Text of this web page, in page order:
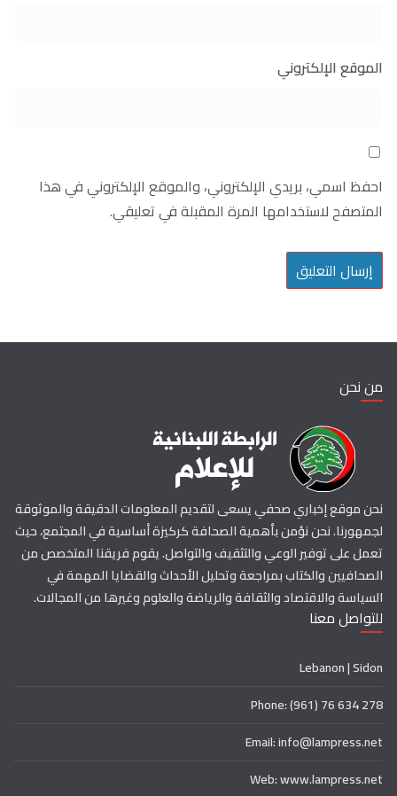
الموقع الإلكتروني
احفظ اسمي، بريدي الإلكتروني، والموقع الإلكتروني في هذا
المتصفح لاستخدامها المرة المقبلة في تعليقي.
من نحن
نحن موقع إخباري صحفي يسعى لتقديم المعلومات الدقيقة والموثوقة
لجمهورنا. نحن نؤمن بأهمية الصحافة كركيزة أساسية في المجتمع، حيث
تعمل على توفير الوعي والتثقيف والتواصل. يقوم فريقنا المتخصص من
الصحافيين والكتاب بمراجعة وتحليل الأحداث والقضايا المهمة في
السياسة والاقتصاد والثقافة والرياضة والعلوم وغيرها من المجالات.
للتواصل معنا
Lebanon | Sidon
Phone: (961) 76 634 278
Email: info@lampress.net
Web: www.lampress.net